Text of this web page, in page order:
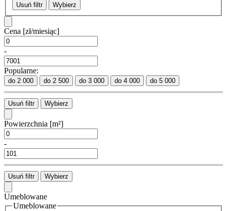
Usuń filtr Wybierz
Cena [zł/miesiąc]
-
Popularne:
do 2 000 do 2 500 do 3 000 do 4 000 do 5 000
Usuń filtr Wybierz
Powierzchnia [m²]
-
Usuń filtr Wybierz
Umeblowane
Umeblowane